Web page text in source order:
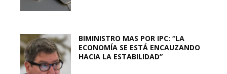
BIMINISTRO MAS POR IPC: “LA
ECONOMÍA SE ESTÁ ENCAUZANDO
HACIA LA ESTABILIDAD”